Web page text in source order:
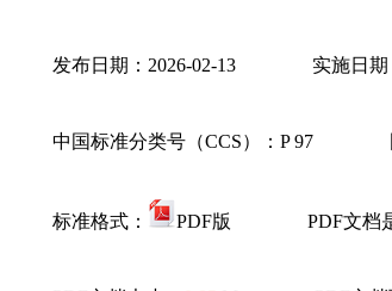
发布日期：2026-02-13 实施日期：
中国标准分类号（CCS）：P 97 国
标准格式： PDF版 PDF文档是